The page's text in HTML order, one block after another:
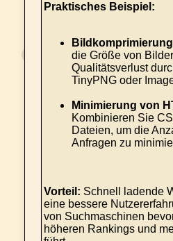
Praktisches Beispiel:
die Größe von
Qualitätsverlust
TinyPNG oder
Minimierung von
Kombinieren Sie
Dateien, um die
Anfragen zu
Vorteil: Schnell ladende
eine bessere
von Suchmaschinen
höheren Rankings und